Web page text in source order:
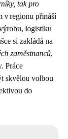
tak pro
v regionu přináší
logistiku
si zakládá na
zaměstnanců,
Práce
skvělou volbou
do